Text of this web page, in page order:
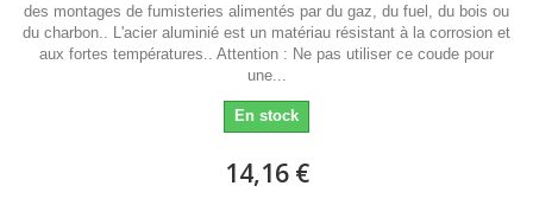
des montages de fumisteries alimentés par du gaz, du fuel, du bois ou
du charbon.. L'acier aluminié est un matériau résistant à la corrosion et
aux fortes températures.. Attention : Ne pas utiliser ce coude pour
une...
En stock
14,16 €